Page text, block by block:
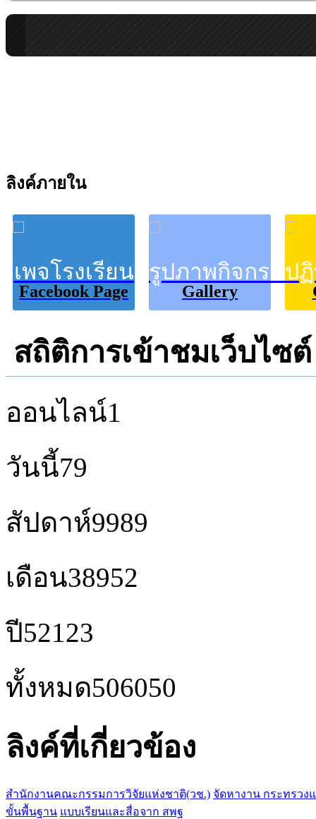
ลิงค์ภายใน
เพจโรงเรียน
Facebook Page
รูปภาพกิจกรรม
Gallery
ป
สถิติการเข้าชมเว็บไซต์
ออนไลน์1
วันนี้79
สัปดาห์9989
เดือน38952
ปี52123
ทั้งหมด506050
ลิงค์ที่เกี่ยวข้อง
สำนักงานคณะกรรมการวิจัยแห่งชาติ(วช.) จัดหางาน กระทรวง
ขั้นพื้นฐาน แบบเรียนและสื่อจาก สพฐ